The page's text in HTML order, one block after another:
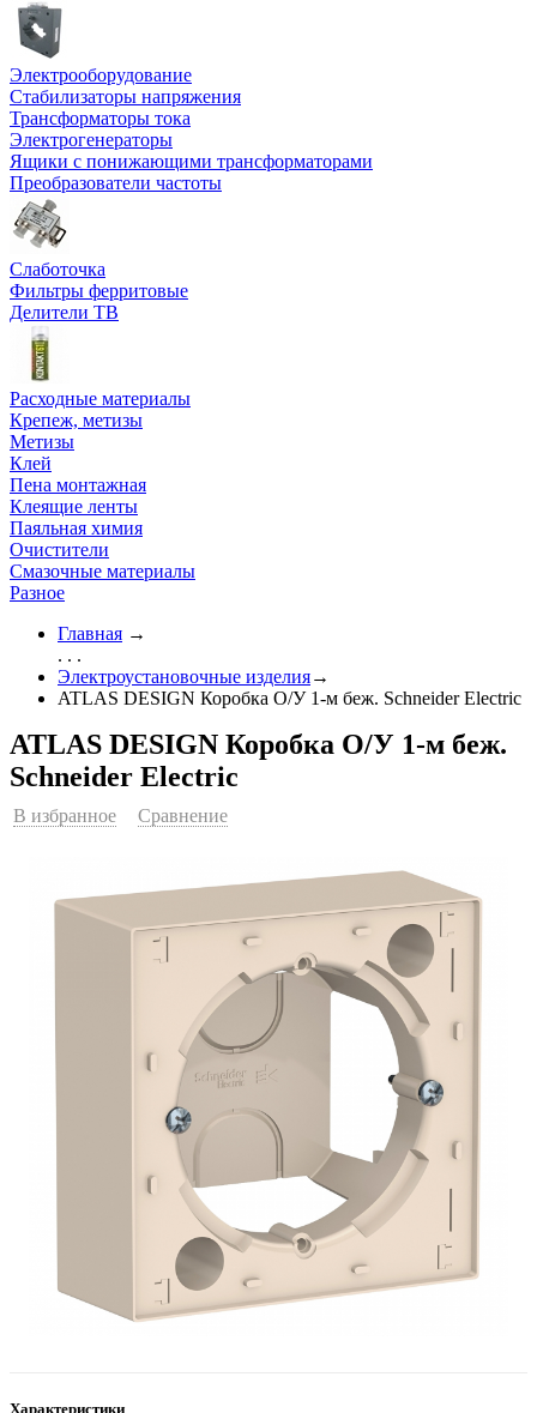
Электрооборудование
Стабилизаторы напряжения
Трансформаторы тока
Электрогенераторы
Ящики с понижающими трансформаторами
Преобразователи частоты
Слаботочка
Фильтры ферритовые
Делители ТВ
Расходные материалы
Крепеж, метизы
Метизы
Клей
Пена монтажная
Клеящие ленты
Паяльная химия
Очистители
Смазочные материалы
Разное
Главная →
. . .
Электроустановочные изделия→
ATLAS DESIGN Коробка О/У 1-м беж. Schneider Еleсtric
ATLAS DESIGN Коробка О/У 1-м беж.
Schneider Еleсtric
В избранное Сравнение
Характеристики